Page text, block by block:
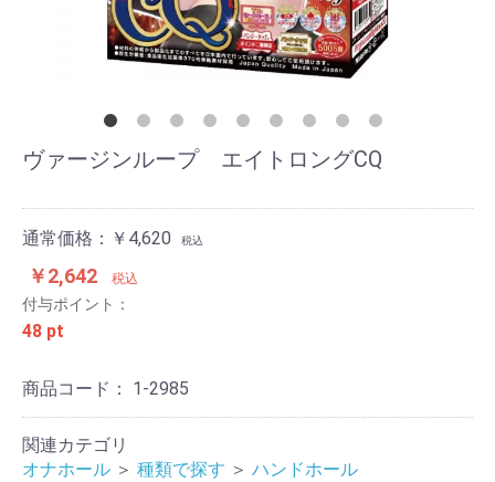
ヴァージンループ エイトロングCQ
通常価格：￥4,620 税込
￥2,642 税込
付与ポイント：
48 pt
商品コード： 1-2985
関連カテゴリ
オナホール ＞ 種類で探す ＞ ハンドホール